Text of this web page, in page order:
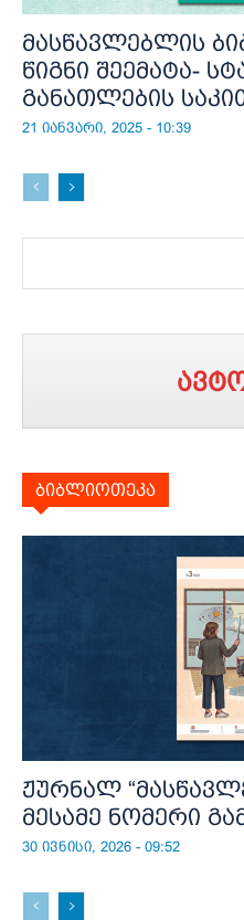
მასწავლებლის
წიგნი შეემატა-
განათლების
21 იანვარი, 2025 - 10:39
ბიბლიოთეკა
ჟურნალ
მესამე ნომერი
30 ივნისი, 2026 - 09:52